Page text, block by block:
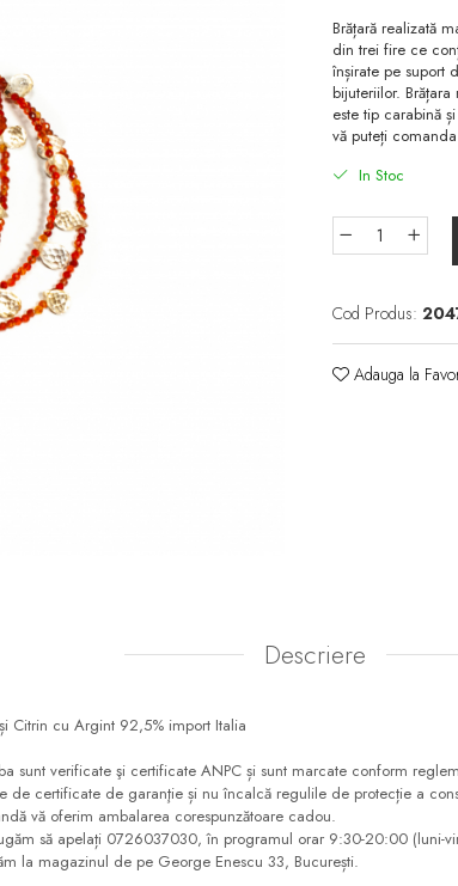
Brățară realizată
din trei fire ce
înșirate pe suport
bijuteriilor.
este tip carabină
vă puteți
In Stoc
Cod Produs:
Adauga la
Descriere
Citrin cu Argint 92,5% import Italia
sunt verificate şi certificate ANPC și sunt marcate conform
de certificate de garanţie și nu încalcă regulile de protecție a
vă oferim ambalarea corespunzătoare cadou.
să apelați 0726037030, în programul orar 9:30-20:00 (luni-
la magazinul de pe George Enescu 33, București.